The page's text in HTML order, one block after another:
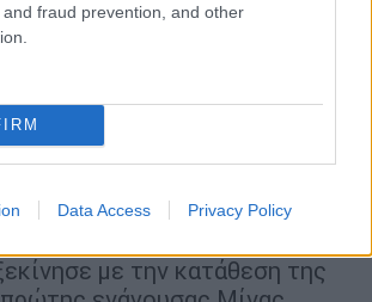
fraud prevention, and other
Data Access Privacy Policy
12:14
για το μοιραίο τροχαίο
Παντελίδη - Τι
αγωγές
με την κατάθεση της